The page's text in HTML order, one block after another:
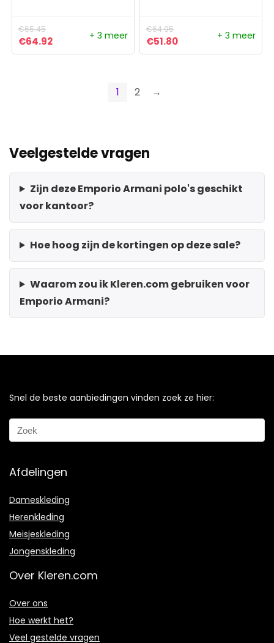
€65.45
Oorspronkelijke prijs was: €65.45.
€64.92Huidige prijs is: €64.92.
+ 3 meer
€64.95
Oorspronkelijke prijs
€51.80Huidige prijs is:
+ 3 meer
1 2 →
Veelgestelde vragen
Zijn deze Emporio Armani polo's geschikt
voor kantoor?
Hoe hoog zijn de kortingen op deze sale?
Waarom zou ik Kleren.com gebruiken voor
Emporio Armani?
Snel de beste aanbiedingen vinden zoek ze hier:
Afdelingen
Dameskleding
Herenkleding
Meisjeskleding
Jongenskleding
Over Kleren.com
Over ons
Hoe werkt het?
Veel gestelde vragen